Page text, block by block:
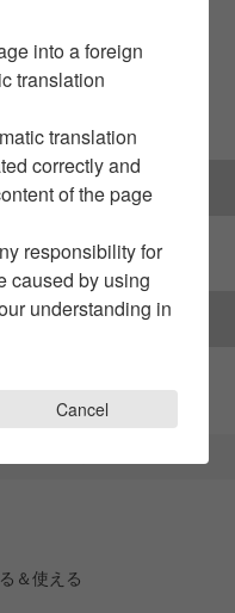
＆使える
into a foreign
translation
translation
correctly and
of the page
responsibility for
caused by using
understanding in
Cancel